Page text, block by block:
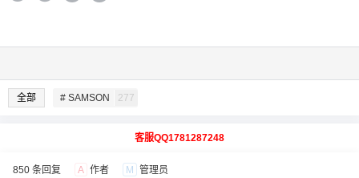
全部 # SAMSON 277
客服QQ1781287248
850 条回复 A 作者 M 管理员